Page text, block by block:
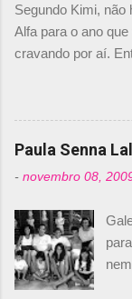
não
de
não
não
de
Segundo Kimi, não
Alfa para o ano
cravando por aí.
truth but I’ve
should, pretty
Romain falando
@RGrosjean !
pic.twitter.com/
2020 Beijinhos, Ludy
Paula Senna
- novembro 08,